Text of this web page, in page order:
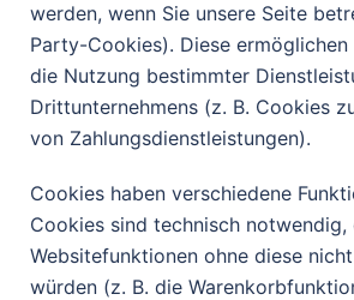
werden, wenn Sie unsere Seite
Party-Cookies). Diese ermöglichen
die Nutzung bestimmter
Drittunternehmens (z. B. Cookies
von Zahlungsdienstleistungen).
Cookies haben verschiedene
Cookies sind technisch
Websitefunktionen ohne diese
würden (z. B. die